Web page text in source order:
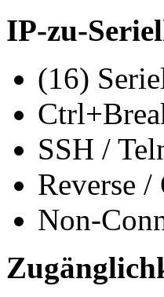
IP-zu-
(16)
SSH /
Reverse
Non-